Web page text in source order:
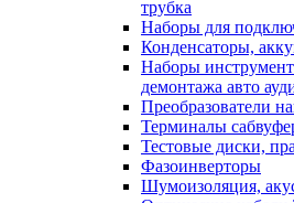
трубка
Наборы для
Конденсаторы,
Наборы
демонтажа авто
Преобразователи
Терминалы
Тестовые диски,
Фазоинверторы
Шумоизоляция,